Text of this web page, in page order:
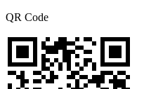
QR Code